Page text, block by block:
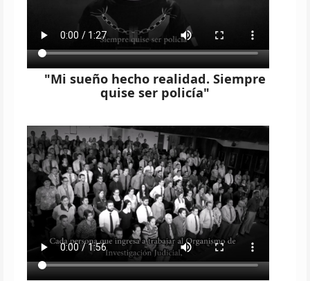
"Mi sueño hecho realidad. Siempre
quise ser policía"